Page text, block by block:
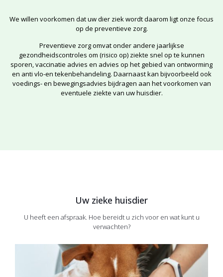
We willen voorkomen dat uw dier ziek wordt daarom ligt onze focus
op de preventieve zorg.
Preventieve zorg omvat onder andere jaarlijkse
gezondheidscontroles om (risico op) ziekte snel op te kunnen
sporen, vaccinatie advies en advies op het gebied van ontworming
en anti vlo-en tekenbehandeling. Daarnaast kan bijvoorbeeld ook
voedings- en bewegingsadvies bijdragen aan het voorkomen van
eventuele ziekte van uw huisdier.
Uw zieke huisdier
U heeft een afspraak. Hoe bereidt u zich voor en wat kunt u
verwachten?